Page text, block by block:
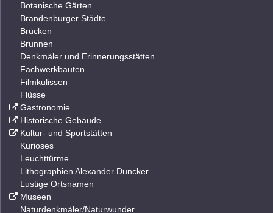
Botanische Gärten
Brandenburger Städte
Brücken
Brunnen
Denkmäler und Erinnerungsstätten
Fachwerkbauten
Filmkulissen
Flüsse
Gastronomie
Historische Gebäude
Kultur- und Sportstätten
Kurioses
Leuchttürme
Lithographien Alexander Duncker
Lustige Ortsnamen
Museen
Naturdenkmäler/Naturwunder